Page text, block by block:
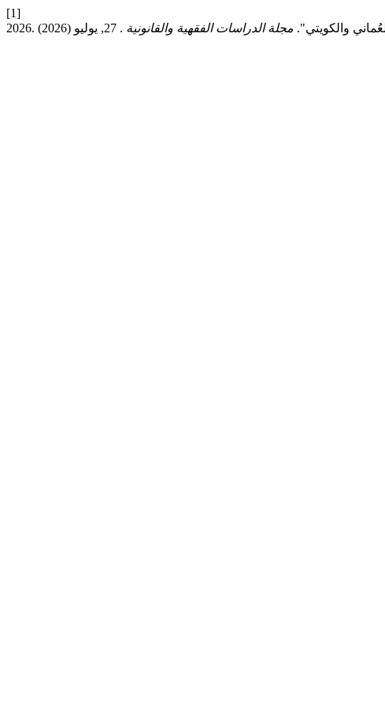
[1]
والكويتي". مجلة الدراسات الفقهية والقانونية